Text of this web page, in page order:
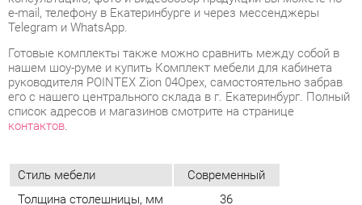
список адресов и магазинов смотрите на странице
контактов.
Стиль мебели
Современный
Толщина столешницы, мм
36
Типы столов
Прямоугольные
Цвет
Орех